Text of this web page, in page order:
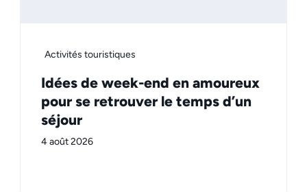
Activités touristiques
Idées de week-end en amoureux
pour se retrouver le temps d’un
séjour
4 août 2026